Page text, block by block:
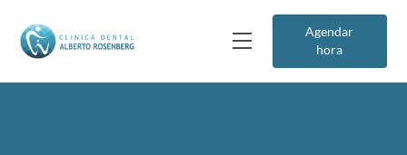
Agendar
hora